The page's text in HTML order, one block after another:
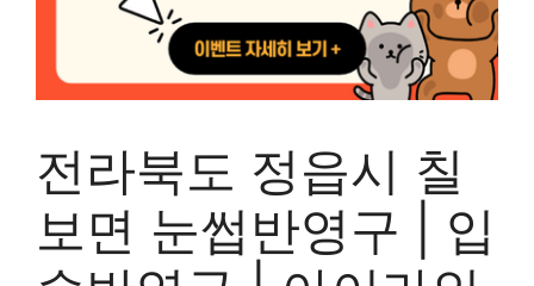
전라북도 정읍시 칠
보면 눈썹반영구 | 입